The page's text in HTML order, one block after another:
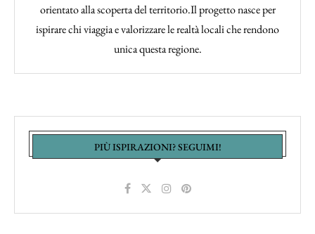
orientato alla scoperta del territorio.Il progetto nasce per
ispirare chi viaggia e valorizzare le realtà locali che rendono
unica questa regione.
PIÙ ISPIRAZIONI? SEGUIMI!